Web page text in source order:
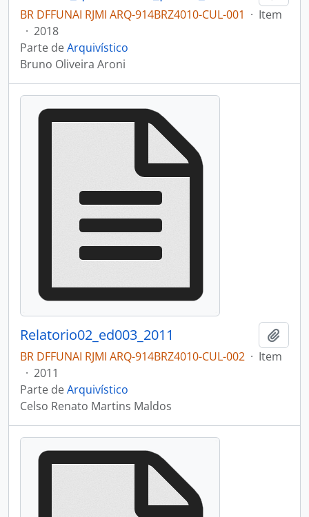
BR DFFUNAI RJMI ARQ-914BRZ4010-CUL-001 · Item
· 2018
Parte deArquivístico
Bruno Oliveira Aroni
Relatorio02_ed003_2011
BR DFFUNAI RJMI ARQ-914BRZ4010-CUL-002 · Item
· 2011
Parte deArquivístico
Celso Renato Martins Maldos